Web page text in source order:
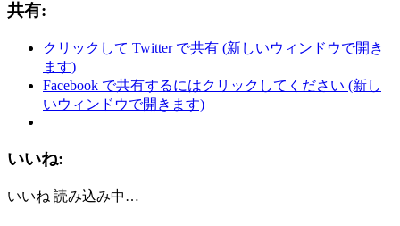
共有:
クリックして Twitter で共有 (新しいウィンドウで開き
ます)
Facebook で共有するにはクリックしてください (新し
いウィンドウで開きます)
いいね:
いいね 読み込み中…